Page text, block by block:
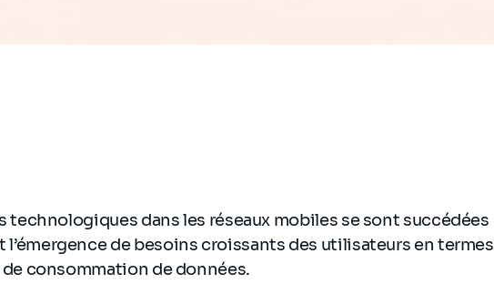
technologiques dans les réseaux mobiles se sont succédées
de besoins croissants des utilisateurs en termes
consommation de données.